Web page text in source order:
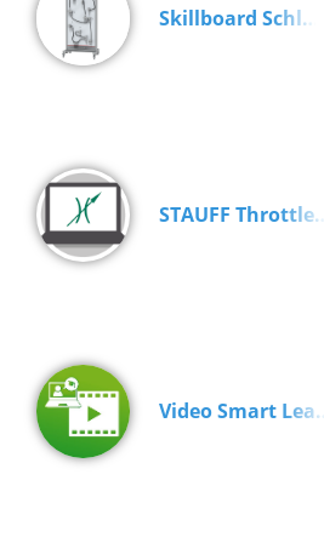
Skillboard Schl…
STAUFF Throttle…
Video Smart Lea…